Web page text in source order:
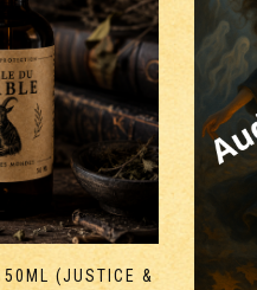
50ML (JUSTICE &